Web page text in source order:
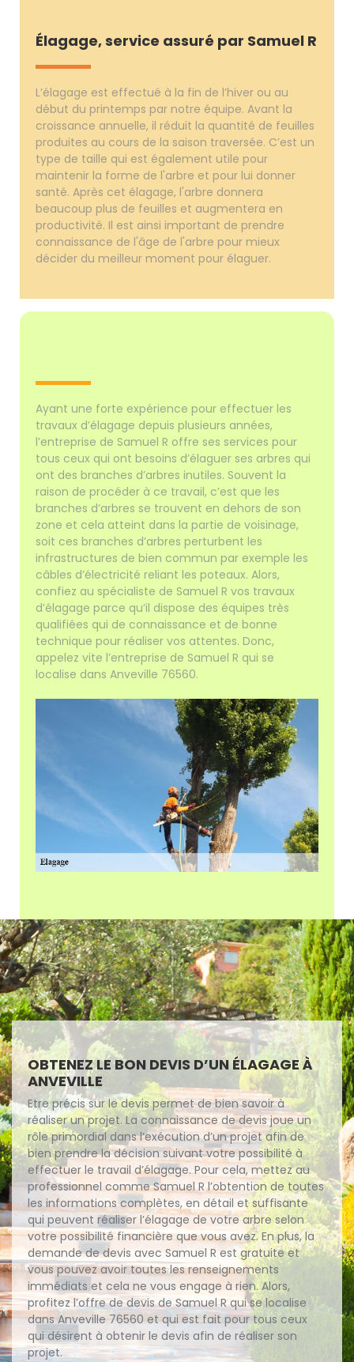
Élagage, service assuré par Samuel R
L’élagage est effectué à la fin de l’hiver ou au
début du printemps par notre équipe. Avant la
croissance annuelle, il réduit la quantité de feuilles
produites au cours de la saison traversée. C’est un
type de taille qui est également utile pour
maintenir la forme de l'arbre et pour lui donner
santé. Après cet élagage, l'arbre donnera
beaucoup plus de feuilles et augmentera en
productivité. Il est ainsi important de prendre
connaissance de l'âge de l'arbre pour mieux
décider du meilleur moment pour élaguer.
Ayant une forte expérience pour effectuer les
travaux d’élagage depuis plusieurs années,
l’entreprise de Samuel R offre ses services pour
tous ceux qui ont besoins d’élaguer ses arbres qui
ont des branches d’arbres inutiles. Souvent la
raison de procéder à ce travail, c’est que les
branches d’arbres se trouvent en dehors de son
zone et cela atteint dans la partie de voisinage,
soit ces branches d’arbres perturbent les
infrastructures de bien commun par exemple les
câbles d’électricité reliant les poteaux. Alors,
confiez au spécialiste de Samuel R vos travaux
d’élagage parce qu’il dispose des équipes très
qualifiées qui de connaissance et de bonne
technique pour réaliser vos attentes. Donc,
appelez vite l’entreprise de Samuel R qui se
localise dans Anveville 76560.
OBTENEZ LE BON DEVIS D’UN ÉLAGAGE À
ANVEVILLE
Etre précis sur le devis permet de bien savoir à
réaliser un projet. La connaissance de devis joue un
rôle primordial dans l’exécution d’un projet afin de
bien prendre la décision suivant votre possibilité à
effectuer le travail d’élagage. Pour cela, mettez au
professionnel comme Samuel R l’obtention de toutes
les informations complètes, en détail et suffisante
qui peuvent réaliser l’élagage de votre arbre selon
votre possibilité financière que vous avez. En plus, la
demande de devis avec Samuel R est gratuite et
vous pouvez avoir toutes les renseignements
immédiats et cela ne vous engage à rien. Alors,
profitez l’offre de devis de Samuel R qui se localise
dans Anveville 76560 et qui est fait pour tous ceux
qui désirent à obtenir le devis afin de réaliser son
projet.